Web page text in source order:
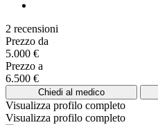
2 recensioni
Prezzo da
5.000 €
Prezzo a
6.500 €
Chiedi al medico
Visualizza profilo completo
Visualizza profilo completo